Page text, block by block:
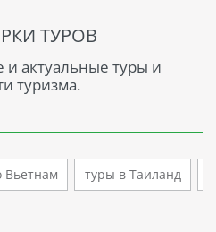
ТУРОВ
актуальные туры и
туризма.
Вьетнам туры в Таиланд